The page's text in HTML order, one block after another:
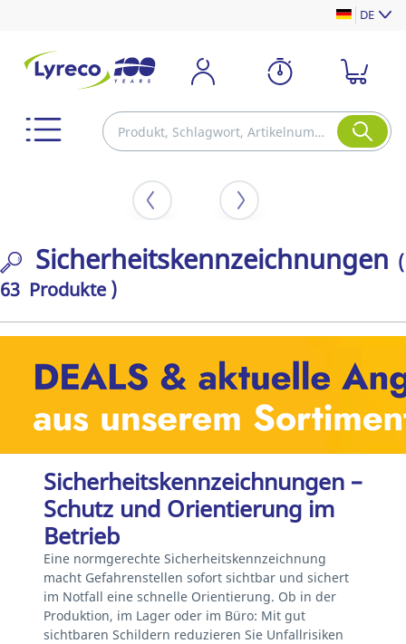
DE
Sicherheitskennzeichnungen (
63 Produkte )
Sicherheitskennzeichnungen –
Schutz und Orientierung im
Betrieb
Eine normgerechte Sicherheitskennzeichnung
macht Gefahrenstellen sofort sichtbar und sichert
im Notfall eine schnelle Orientierung. Ob in der
Produktion, im Lager oder im Büro: Mit gut
sichtbaren Schildern reduzieren Sie Unfallrisiken